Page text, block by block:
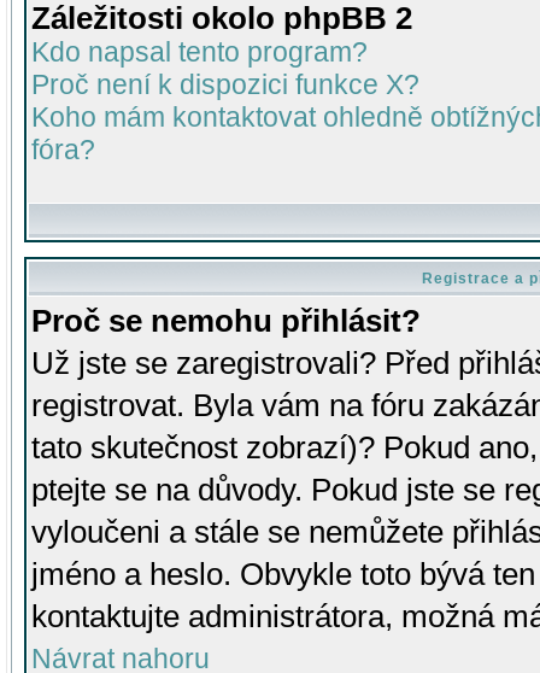
Záležitosti okolo phpBB 2
Kdo napsal tento program?
Proč není k dispozici funkce X?
Koho mám kontaktovat ohledně
fóra?
Registrace a
Proč se nemohu přihlásit?
Už jste se zaregistrovali? Před
registrovat. Byla vám na fóru
tato skutečnost zobrazí)? Pokud
ptejte se na důvody. Pokud jste se
vyloučeni a stále se nemůžete
jméno a heslo. Obvykle toto bývá
kontaktujte administrátora, možná
Návrat nahoru